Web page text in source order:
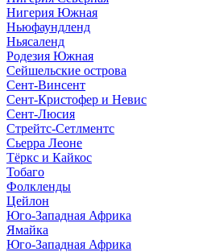
Нигерия Южная
Ньюфаундленд
Ньясаленд
Родезия Южная
Сейшельские острова
Сент-Винсент
Сент-Кристофер и Невис
Сент-Люсия
Стрейтс-Сетлментс
Сьерра Леоне
Тёркс и Кайкос
Тобаго
Фолкленды
Цейлон
Юго-Западная Африка
Ямайка
Юго-Западная Африка